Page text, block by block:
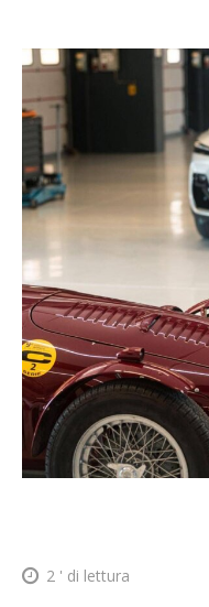
2 ' di lettura